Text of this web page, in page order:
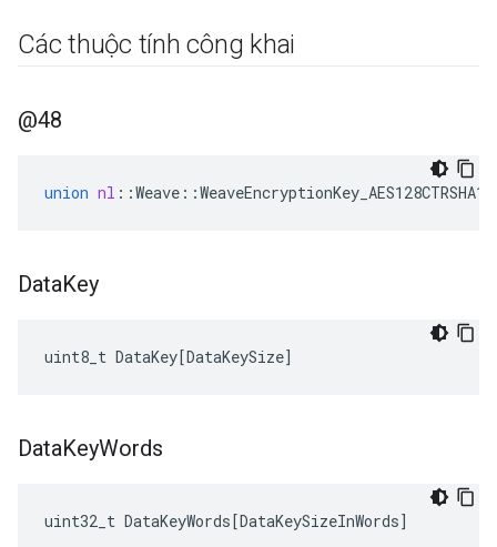
Các thuộc tính công khai
@48
union nl ::Weave ::WeaveEncryptionKey_AES128CTRSHA1
DataKey
uint8_t DataKey[DataKeySize]
DataKeyWords
uint32_t DataKeyWords[DataKeySizeInWords]